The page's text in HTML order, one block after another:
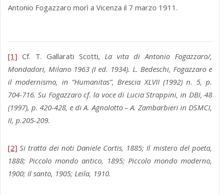
Antonio Fogazzaro morì a Vicenza il 7 marzo 1911.
[1] Cf. T. Gallarati Scotti, La vita di Antonio Fogazzaro/,
Mondadori, Milano 1963 (I ed. 1934). L. Bedeschi, Fogazzaro e
il modernismo, in “Humanitas”, Brescia XLVII (1992) n. 5, p.
704-716. Su Fogazzaro cf. la voce di Lucia Strappini, in DBI, 48
(1997), p. 420-428, e di A. Agnolotto – A. Zambarbieri in DSMCI,
II, p.205-209.
[2] Si tratta dei noti Daniele Cortis, 1885; Il mistero del poeta,
1888; Piccolo mondo antico, 1895; Piccolo mondo moderno,
1900; Il santo, 1905; Leila, 1910.